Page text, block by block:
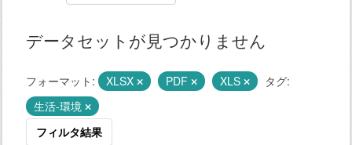
データセットが見つかりません
フォーマット: XLSX PDF XLS
タグ:
生活-環境
フィルタ結果